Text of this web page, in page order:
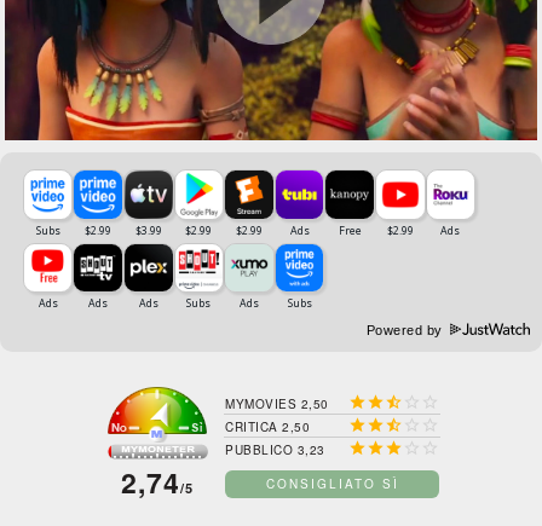
Powered by
2,74/5
MYMOVIES 2,50   
CRITICA 2,50   
PUBBLICO 3,23   
CONSIGLIATO SÌ